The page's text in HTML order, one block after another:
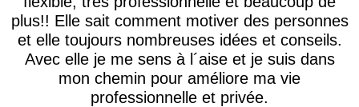
plus!! Elle sait comment motiver des personnes
et elle toujours nombreuses idées et conseils.
Avec elle je me sens à l´aise et je suis dans
mon chemin pour améliore ma vie
professionnelle et privée.